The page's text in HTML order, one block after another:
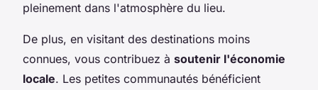
pleinement dans l'atmosphère du lieu.
De plus, en visitant des destinations moins
connues, vous contribuez à soutenir l'économie
locale. Les petites communautés bénéficient